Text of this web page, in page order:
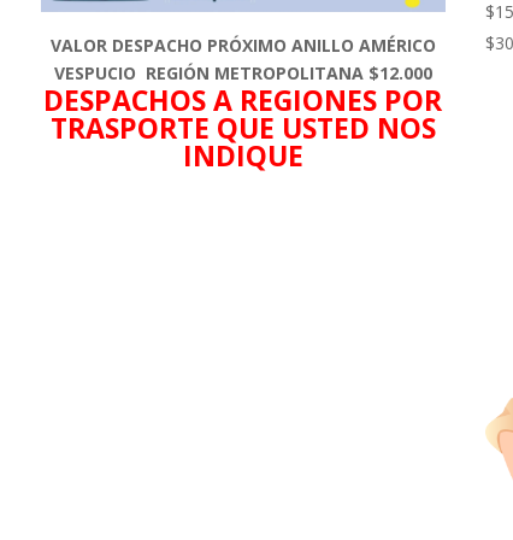
VALOR DESPACHO PRÓXIMO ANILLO AMÉRICO
VESPUCIO REGIÓN METROPOLITANA $12.000
DESPACHOS A REGIONES POR
TRASPORTE QUE USTED NOS
INDIQUE
$
$